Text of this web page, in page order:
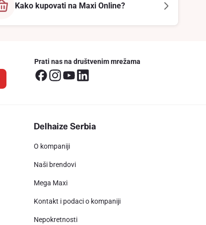
Kako kupovati na Maxi Online?
Prati nas na društvenim mrežama
Delhaize Serbia
O kompaniji
Naši brendovi
Mega Maxi
Kontakt i podaci o kompaniji
Nepokretnosti